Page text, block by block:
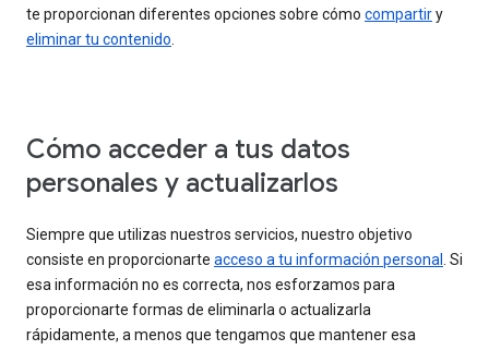
te proporcionan diferentes opciones sobre cómo compartiry
eliminar tu contenido.
Cómo acceder a tus datos
personales y actualizarlos
Siempre que utilizas nuestros servicios, nuestro objetivo
consiste en proporcionarte acceso a tu información personal. Si
esa información no es correcta, nos esforzamos para
proporcionarte formas de eliminarla o actualizarla
rápidamente, a menos que tengamos que mantener esa